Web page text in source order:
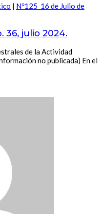
| Nº125_16 de Julio de
36, julio 2024.
de la Actividad
no publicada) En el